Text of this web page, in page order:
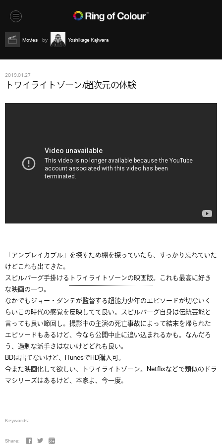
Movies Yoshikage Kajiwara
2019.01.27
トワイライトゾーン/超次元の体験
「アンブレイカブル」を探すため棚を探っていたら、すっかり忘れていた
けどこれも出てきた。
スピルバーグ手掛ける トワイライトゾーンの映画版。これも最高に好き
な映画の一つ。
なかでもジョー・ダンテが監督する超能力少年のエピソードが切ないく
らいこの時代の感覚を反映してて良い。スピルバーグ自身は伝統芸能と
言っても良い節回し。撮影中の主演の死亡事故によって結末を帰られた
エピソードもあるけど、今なら公開中止に追い込まれるかも。なんだろ
う、過剰な派手さはないけどどれも良い。
BDは出てないけど、iTunesでHD購入可。
今また映画化して欲しい、トワイライトゾーン。Netflixなどで類似のドラ
マシリーズはあるけど、本家よ、今一度。
Keywords:
Share: